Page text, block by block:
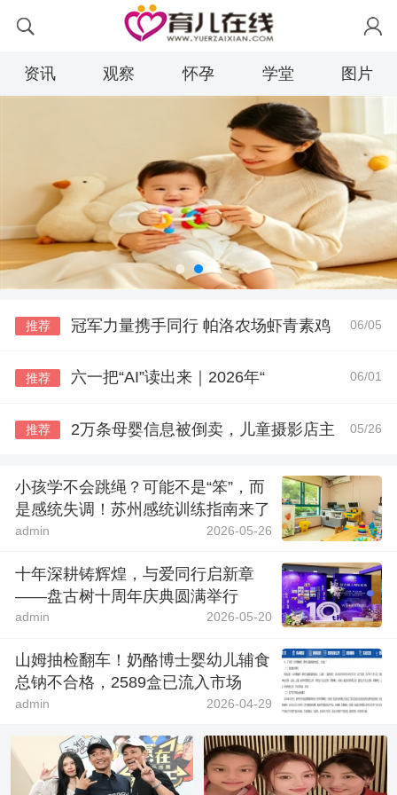
资讯 观察 怀孕 学堂 图片
06/05
推荐 冠军力量携手同行 帕洛农场虾青素鸡
06/01
推荐 六一把“AI”读出来｜2026年“
05/26
推荐 2万条母婴信息被倒卖，儿童摄影店主
小孩学不会跳绳？可能不是“笨”，而
是感统失调！苏州感统训练指南来了
admin 2026-05-26
十年深耕铸辉煌，与爱同行启新章
——盘古树十周年庆典圆满举行
admin 2026-05-20
山姆抽检翻车！奶酪博士婴幼儿辅食
总钠不合格，2589盒已流入市场
admin 2026-04-29